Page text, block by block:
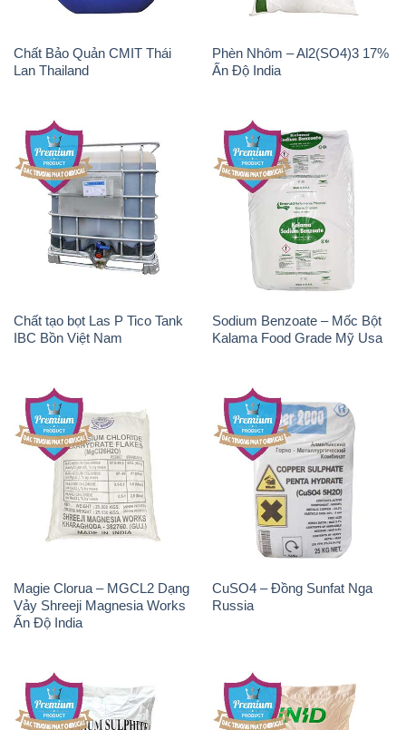
Chất Bảo Quản CMIT Thái
Lan Thailand
Phèn Nhôm – Al2(SO4)3 17%
Ấn Độ India
Chất tạo bọt Las P Tico Tank
IBC Bồn Việt Nam
Sodium Benzoate – Mốc Bột
Kalama Food Grade Mỹ Usa
Magie Clorua – MGCL2 Dạng
Vảy Shreeji Magnesia Works
Ấn Độ India
CuSO4 – Đồng Sunfat Nga
Russia